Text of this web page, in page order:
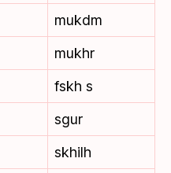
mukdm
mukhr
fskh s
sgur
skhilh